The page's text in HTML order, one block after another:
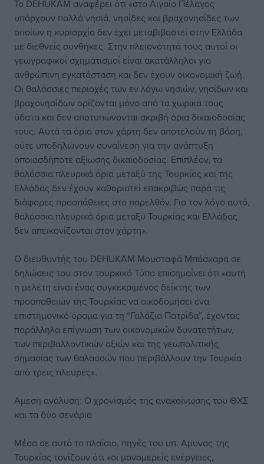
Το DEHUKAM αναφέρει ότι «στο Αιγαίο Πέλαγος
υπάρχουν πολλά νησιά, νησίδες και βραχονησίδες των
οποίων η κυριαρχία δεν έχει μεταβιβαστεί στην Ελλάδα
με διεθνείς συνθήκες. Στην πλειονότητά τους αυτοί οι
γεωγραφικοί σχηματισμοί είναι ακατάλληλοι για
ανθρώπινη εγκατάσταση και δεν έχουν οικονομική ζωή.
Οι θαλάσσιες περιοχές των εν λόγω νησιών, νησίδων και
βραχονησίδων ορίζονται μόνο από τα χωρικά τους
ύδατα και δεν αποτυπώνονται ακριβή όρια δικαιοδοσίας
τους. Αυτά τα όρια στον χάρτη δεν αποτελούν τη βάση,
ούτε υποδηλώνουν συναίνεση για την ανάπτυξη
οποιασδήποτε αξίωσης δικαιοδοσίας. Επιπλέον, τα
θαλάσσια πλευρικά όρια μεταξύ της Τουρκίας και της
Ελλάδας δεν έχουν καθοριστεί επακριβώς παρά τις
διάφορες προσπάθειες στο παρελθόν. Για τον λόγο αυτό,
θαλάσσια πλευρικά όρια μεταξύ Τουρκίας και Ελλάδας
δεν απεικονίζονται στον χάρτη».
Ο διευθυντής του DEHUKAM Μουσταφά Μπάσκαρα σε
δηλώσεις του στον τουρκικό Τύπο επισημαίνει ότι «αυτή
η μελέτη είναι ένας συγκεκριμένος δείκτης των
προσπαθειών της Τουρκίας να οικοδομήσει ένα
επιστημονικό όραμα για τη “Γαλάζια Πατρίδα”, έχοντας
παράλληλα επίγνωση των οικονομικών δυνατοτήτων,
των περιβαλλοντικών αξιών και της γεωπολιτικής
σημασίας των θαλασσών που περιβάλλουν την Τουρκία
από τρεις πλευρές».
Αμεση ανάλυση: Ο χρονισμός της ανακοίνωσης του ΘΧΣ
και τα δύο σενάρια
Μέσα σε αυτό το πλαίσιο, πηγές του υπ. Αμυνας της
Τουρκίας τονίζουν ότι «οι μονομερείς ενέργειες,